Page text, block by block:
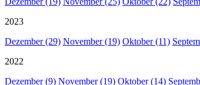
2023
Dezember (29) November (19) Oktober (11)
2022
Dezember (9) November (19) Oktober (14)